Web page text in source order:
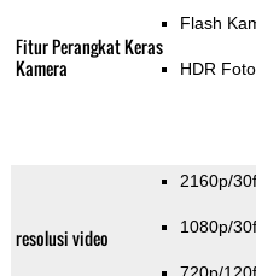
Fitur Perangkat Keras
Kamera
Flash
HDR Foto
resolusi video
2160p/
1080p/